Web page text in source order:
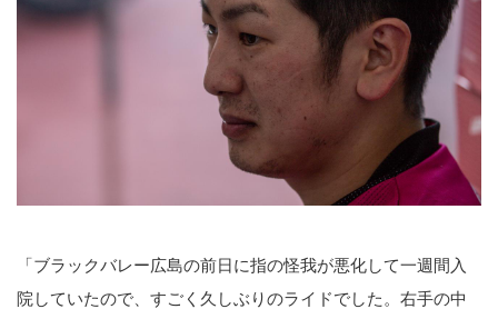
「ブラックバレー広島の前日に指の怪我が悪化して一週間入
院していたので、すごく久しぶりのライドでした。右手の中